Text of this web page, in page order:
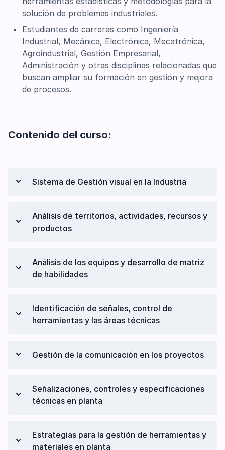
solución de problemas industriales.
Estudiantes de carreras como Ingeniería
Industrial, Mecánica, Electrónica, Mecatrónica,
Agroindustrial, Gestión Empresarial,
Administración y otras disciplinas relacionadas que
buscan ampliar su formación en gestión y mejora
de procesos.
Contenido del curso:
Sistema de Gestión visual en la Industria
industria
Entorno de Toyota TPS: Entorno visual
Categorías de fábrica visual
Análisis de sistemas visuales
Análisis de territorios, actividades, recursos y
productos
Territorio del equipo en planta
Análisis de los equipos y desarrollo de matriz
de habilidades
Matriz de habilidades y competencias
Identificación de señales, control de
herramientas y las áreas técnicas
Marcas de las herramientas o control
Áreas técnicas
Gestión de la comunicación en los proyectos
Información e instrucciones para los
colaboradores
Señalizaciones, controles y especificaciones
técnicas en planta
Controles visuales en Japón
Estrategias para la gestión de herramientas y
materiales en planta